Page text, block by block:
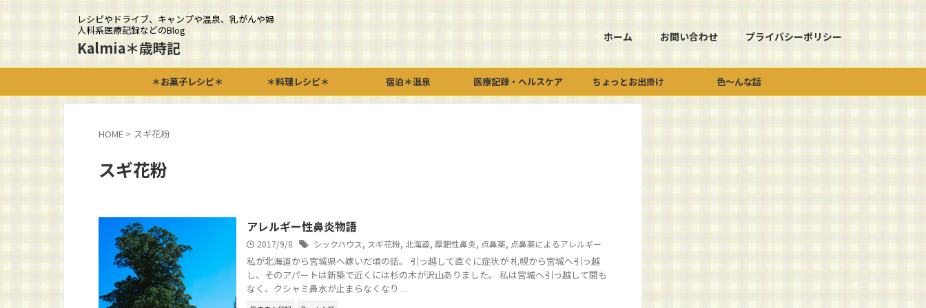
レシピやドライブ、キャンプや温泉、乳がんや婦
人科系医療記録などのBlog
Kalmia＊歳時記
ホーム お問い合わせ プライバシーポリシー
＊お菓子レシピ＊ ＊料理レシピ＊ 宿泊＊温泉 医療記録・ヘルスケア ちょっとお出掛け 色～んな話
HOME > スギ花粉
スギ花粉
アレルギー性鼻炎物語
2017/9/8 シックハウス, スギ花粉, 北海道, 厚肥性鼻炎, 点鼻薬, 点鼻薬によるアレルギー
私が北海道から宮城県へ嫁いだ頃の話。 引っ越して直ぐに症状が 札幌から宮城へ引っ越
し、そのアパートは新築で近くには杉の木が沢山ありました。 私は宮城へ引っ越して間も
なく、クシャミ鼻水が止まらなくなり ...